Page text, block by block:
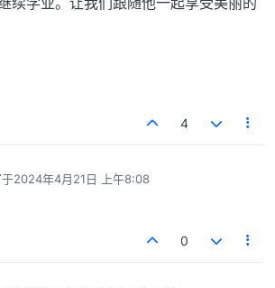
4
2024年4月21日 上午8:08
由 编辑
0